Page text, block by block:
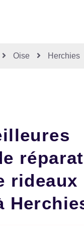
Oise Herchies
rideaux